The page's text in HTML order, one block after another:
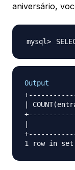
aniversário,
Output
|
|